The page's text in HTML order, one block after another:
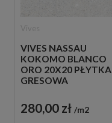
VIVES NASSAU
KOKOMO BLANCO
ORO 20X20 PŁYTKA
GRESOWA
280,00 zł m2